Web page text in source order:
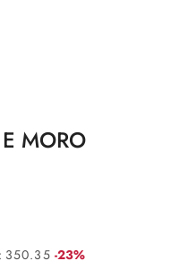
MORO
350.35 Rabat:
-23%